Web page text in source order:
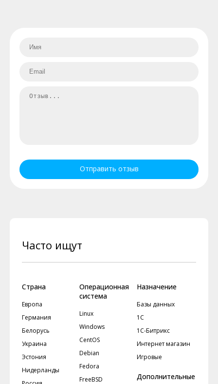
Отправить отзыв
Часто ищут
Страна
Европа
Германия
Белорусь
Украина
Эстония
Нидерланды
Операционная
система
Linux
Windows
CentOS
Debian
Fedora
FreeBSD
Назначение
Базы данных
1С
1С-Битрикс
Интернет магазин
Игровые
Дополнительные